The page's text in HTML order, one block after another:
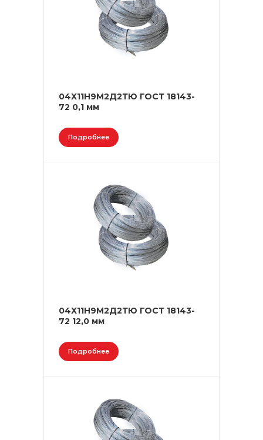
04Х11Н9М2Д2ТЮ ГОСТ 18143-
72 0,1 мм
Подробнее
04Х11Н9М2Д2ТЮ ГОСТ 18143-
72 12,0 мм
Подробнее